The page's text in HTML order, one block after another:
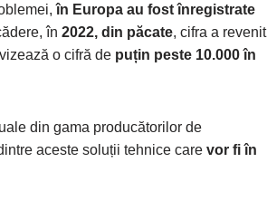
în Europa au fost înregistrate
în 2022, din păcate, cifra a revenit
o cifră de puțin peste 10.000 în
din gama producătorilor de
aceste soluții tehnice care vor fi în